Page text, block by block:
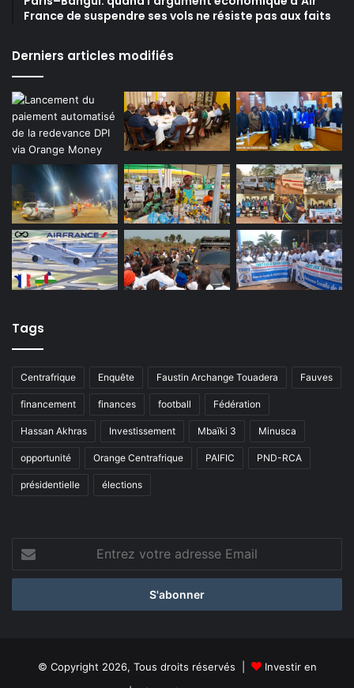
France de suspendre ses vols ne résiste pas aux faits
Derniers articles modifiés
Tags
Centrafrique Enquête Faustin Archange Touadera Fauves
financement finances football Fédération
Hassan Akhras Investissement Mbaïki 3 Minusca
opportunité Orange Centrafrique PAIFIC PND-RCA
présidentielle élections
votre
adresse
© Copyright 2026, Tous droits réservés |
Investir en